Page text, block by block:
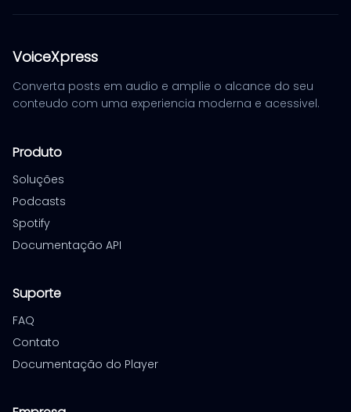
VoiceXpress
Converta posts em audio e amplie o alcance do seu
conteudo com uma experiencia moderna e acessivel.
Produto
Soluções
Podcasts
Spotify
Documentação API
Suporte
FAQ
Contato
Documentação do Player